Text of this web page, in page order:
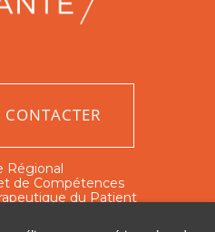
Régional
de Compétences
du Patient